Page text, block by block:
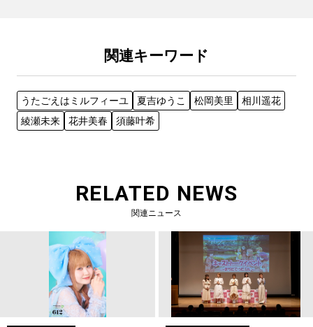
関連キーワード
うたごえはミルフィーユ 夏吉ゆうこ 松岡美里
相川遥花
綾瀬未来
花井美春 須藤叶希
RELATED NEWS
関連ニュース